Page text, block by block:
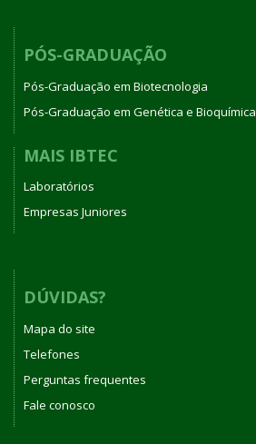
PÓS-GRADUAÇÃO
Pós-Graduação em Biotecnologia
Pós-Graduação em Genética e Bioquímica
MAIS IBTEC
Laboratórios
Empresas Juniores
DÚVIDAS?
Mapa do site
Telefones
Perguntas frequentes
Fale conosco